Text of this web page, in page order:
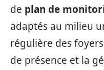
de plan de
adaptés au milieu
régulière des
de présence et la